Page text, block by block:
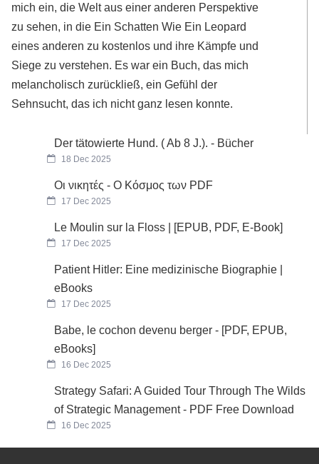
mich ein, die Welt aus einer anderen Perspektive
zu sehen, in die Ein Schatten Wie Ein Leopard
eines anderen zu kostenlos und ihre Kämpfe und
Siege zu verstehen. Es war ein Buch, das mich
melancholisch zurückließ, ein Gefühl der
Sehnsucht, das ich nicht ganz lesen konnte.
Der tätowierte Hund. ( Ab 8 J.). - Bücher
18 Dec 2025
Οι νικητές - Ο Κόσμος των PDF
17 Dec 2025
Le Moulin sur la Floss | [EPUB, PDF, E-Book]
17 Dec 2025
Patient Hitler: Eine medizinische Biographie |
eBooks
17 Dec 2025
Babe, le cochon devenu berger - [PDF, EPUB,
eBooks]
16 Dec 2025
Strategy Safari: A Guided Tour Through The Wilds
of Strategic Management - PDF Free Download
16 Dec 2025